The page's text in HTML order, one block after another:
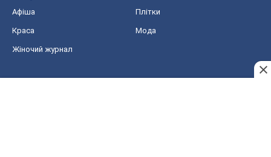
Афіша Плітки
Краса Мода
Жіночий журнал